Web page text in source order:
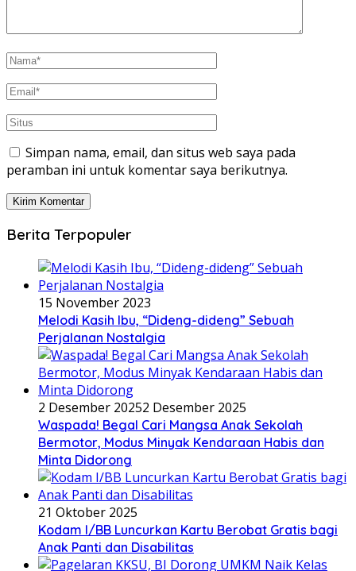
Simpan nama, email, dan situs web saya pada
peramban ini untuk komentar saya berikutnya.
Berita Terpopuler
15 November 2023
Melodi Kasih Ibu, “Dideng-dideng” Sebuah
Perjalanan Nostalgia
2 Desember 20252 Desember 2025
Waspada! Begal Cari Mangsa Anak Sekolah
Bermotor, Modus Minyak Kendaraan Habis dan
Minta Didorong
21 Oktober 2025
Kodam I/BB Luncurkan Kartu Berobat Gratis bagi
Anak Panti dan Disabilitas